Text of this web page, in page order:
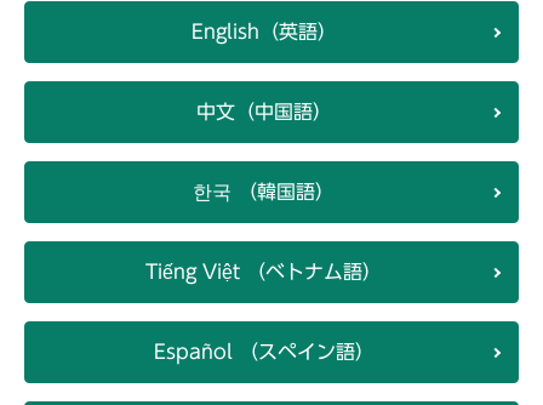
English（英語）
中文（中国語）
한국 （韓国語）
Tiếng Việt （ベトナム語）
Español （スペイン語）